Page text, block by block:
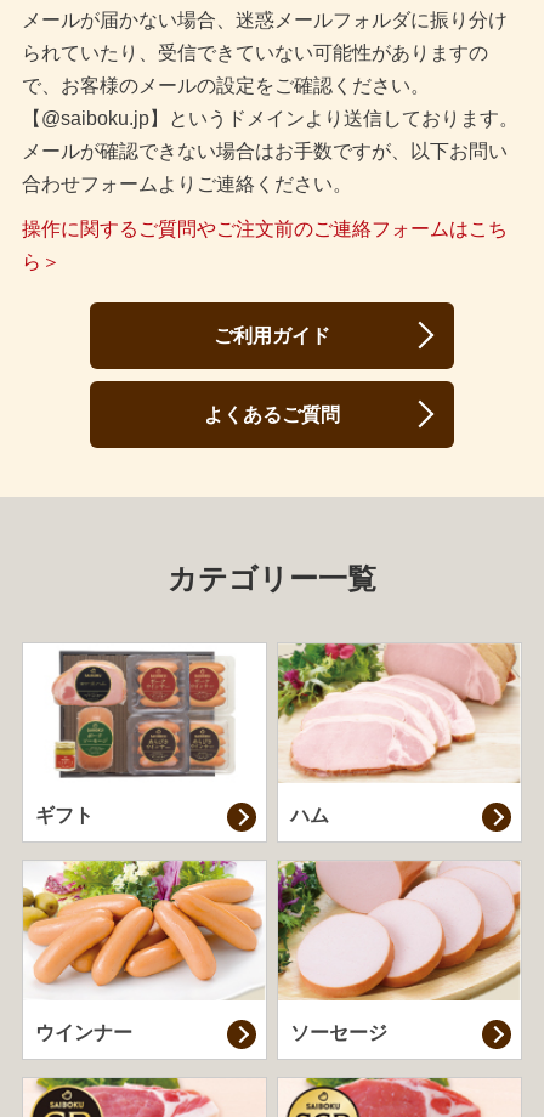
メールが届かない場合、迷惑メールフォルダに振り分け
られていたり、受信できていない可能性がありますの
で、お客様のメールの設定をご確認ください。
【@saiboku.jp】というドメインより送信しております。
メールが確認できない場合はお手数ですが、以下お問い
合わせフォームよりご連絡ください。
操作に関するご質問やご注文前のご連絡フォームはこち
ら＞
ご利用ガイド
よくあるご質問
カテゴリー一覧
ギフト ハム
ウインナー ソーセージ